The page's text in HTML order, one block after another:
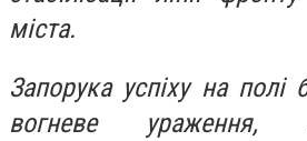
міста.
Запорука успіху на
вогневе ураження,